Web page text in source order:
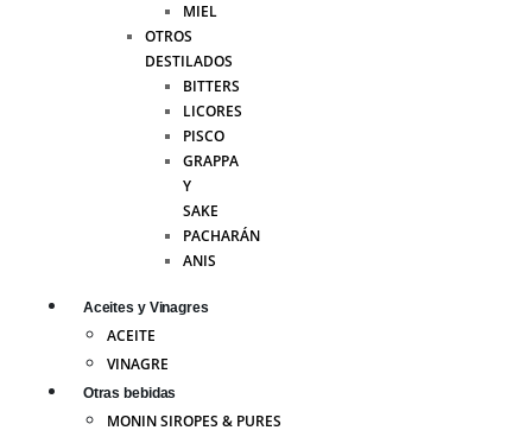
MIEL
OTROS
DESTILADOS
BITTERS
LICORES
PISCO
GRAPPA
Y
SAKE
PACHARÁN
ANIS
Aceites y Vinagres
ACEITE
VINAGRE
Otras bebidas
MONIN SIROPES & PURES